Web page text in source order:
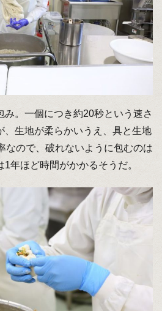
み。一個につき約20秒という速さ
、生地が柔らかいうえ、具と生地
なので、破れないように包むのは
年ほど時間がかかるそうだ。